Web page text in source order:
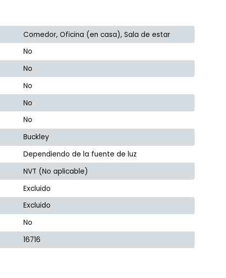
Comedor, Oficina (en casa), Sala de estar
No
No
No
No
No
Buckley
Dependiendo de la fuente de luz
NVT (No aplicable)
Excluido
Excluido
No
16716